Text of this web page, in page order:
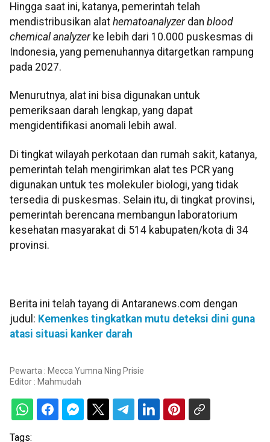
Hingga saat ini, katanya, pemerintah telah
mendistribusikan alat hematoanalyzerdan blood
chemical analyzerke lebih dari 10.000 puskesmas di
Indonesia, yang pemenuhannya ditargetkan rampung
pada 2027.
Menurutnya, alat ini bisa digunakan untuk
pemeriksaan darah lengkap, yang dapat
mengidentifikasi anomali lebih awal.
Di tingkat wilayah perkotaan dan rumah sakit, katanya,
pemerintah telah mengirimkan alat tes PCR yang
digunakan untuk tes molekuler biologi, yang tidak
tersedia di puskesmas. Selain itu, di tingkat provinsi,
pemerintah berencana membangun laboratorium
kesehatan masyarakat di 514 kabupaten/kota di 34
provinsi.
Berita ini telah tayang di Antaranews.com dengan
judul: Kemenkes tingkatkan mutu deteksi dini guna
atasi situasi kanker darah
Pewarta : Mecca Yumna Ning Prisie
Editor : Mahmudah
Tags: